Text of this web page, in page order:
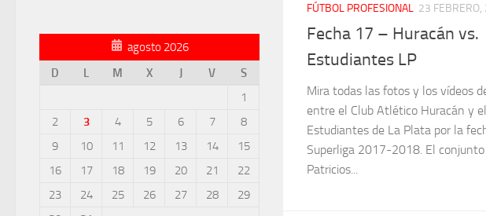
FÚTBOL PROFESIONAL 23
Fecha 17 – Huracán vs.
Estudiantes LP
Mira todas las fotos y los vídeos
entre el Club Atlético Huracán y
Estudiantes de La Plata por la
Superliga 2017-2018. El conjunto
Patricios...
agosto 2026
D
L M X J V
S
1
2
3 4 5 6 7
8
9
10 11 12 13 14
15
16
17 18 19 20 21
22
23
24 25 26 27 28
29